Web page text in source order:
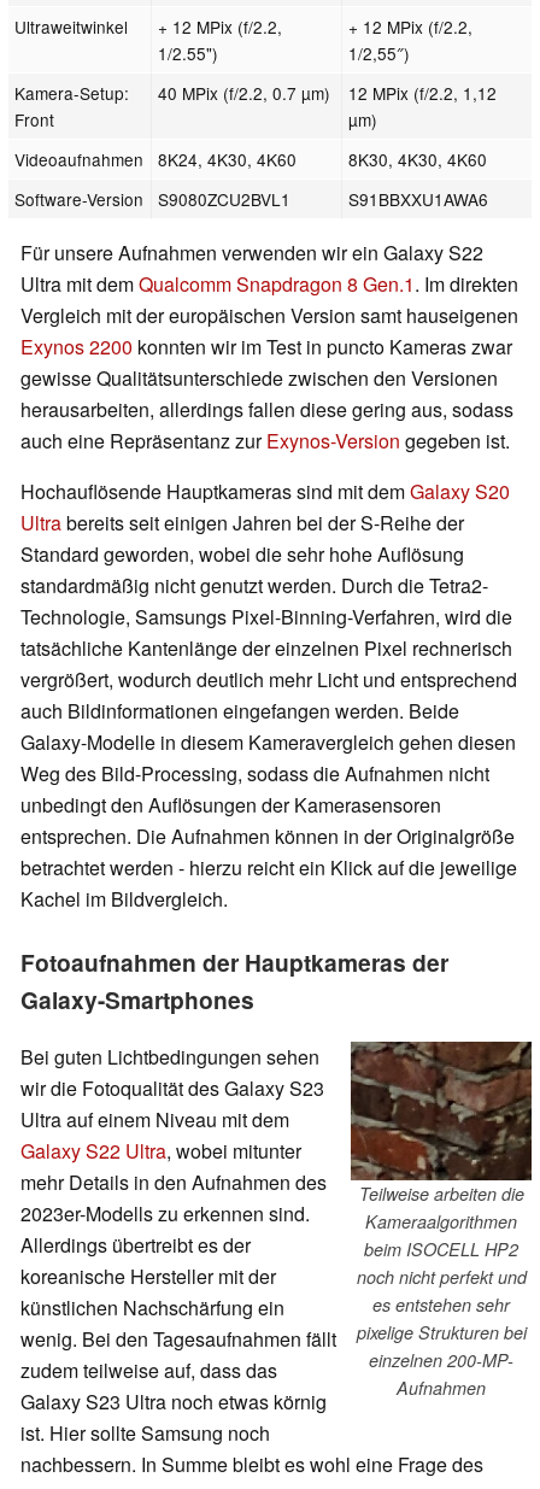
Ultraweitwinkel
+ 12 MPix (f/2.2,
1/2.55")
+ 12 MPix (f/2.2,
1/2,55″)
Kamera-Setup:
Front
40 MPix (f/2.2, 0.7 µm)
12 MPix (f/2.2, 1,12
µm)
Videoaufnahmen
8K24, 4K30, 4K60
8K30, 4K30, 4K60
Software-Version
S9080ZCU2BVL1 S91BBXXU1AWA6
Für unsere Aufnahmen verwenden wir ein Galaxy S22
Ultra mit demQualcomm Snapdragon 8 Gen.1. Im direkten
Vergleich mit der europäischen Version samt hauseigenen
Exynos 2200 konnten wir im Test in puncto Kameras zwar
gewisse Qualitätsunterschiede zwischen den Versionen
herausarbeiten, allerdings fallen diese gering aus, sodass
auch eine Repräsentanz zurExynos-Version gegeben ist.
Hochauflösende Hauptkameras sind mit demGalaxy S20
Ultrabereits seit einigen Jahren bei der S-Reihe der
Standard geworden, wobei die sehr hohe Auflösung
standardmäßig nicht genutzt werden. Durch die Tetra2-
Technologie, Samsungs Pixel-Binning-Verfahren, wird die
tatsächliche Kantenlänge der einzelnen Pixel rechnerisch
vergrößert, wodurch deutlich mehr Licht und entsprechend
auch Bildinformationen eingefangen werden. Beide
Galaxy-Modelle in diesem Kameravergleich gehen diesen
Weg des Bild-Processing, sodass die Aufnahmen nicht
unbedingt den Auflösungen der Kamerasensoren
entsprechen. Die Aufnahmen können in der Originalgröße
betrachtet werden - hierzu reicht ein Klick auf die jeweilige
Kachel im Bildvergleich.
Fotoaufnahmen der Hauptkameras der
Galaxy-Smartphones
Teilweise arbeiten die
Kameraalgorithmen
beim ISOCELL HP2
noch nicht perfekt und
es entstehen sehr
pixelige Strukturen bei
einzelnen 200-MP-
Aufnahmen
Bei guten Lichtbedingungen sehen
wir die Fotoqualität des Galaxy S23
Ultra auf einem Niveau mit dem
Galaxy S22 Ultra, wobei mitunter
mehr Details in den Aufnahmen des
2023er-Modells zu erkennen sind.
Allerdings übertreibt es der
koreanische Hersteller mit der
künstlichen Nachschärfung ein
wenig. Bei den Tagesaufnahmen fällt
zudem teilweise auf, dass das
Galaxy S23 Ultra noch etwas körnig
ist. Hier sollte Samsung noch
nachbessern. In Summe bleibt es wohl eine Frage des